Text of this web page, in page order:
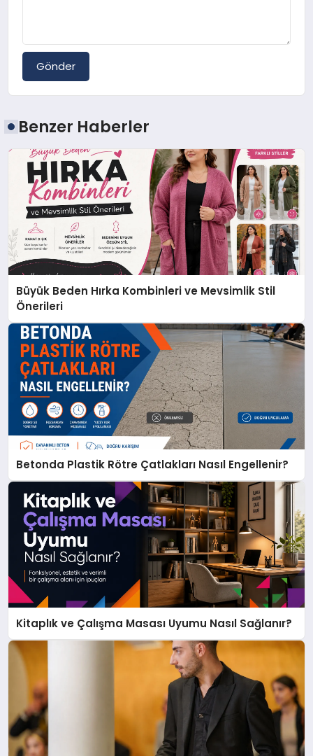
Gönder
Benzer Haberler
Büyük Beden Hırka Kombinleri ve Mevsimlik Stil
Önerileri
Betonda Plastik Rötre Çatlakları Nasıl Engellenir?
Kitaplık ve Çalışma Masası Uyumu Nasıl Sağlanır?